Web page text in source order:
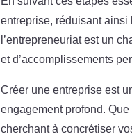
entreprise, réduisant
l’entrepreneuriat est un
et d’accomplissements
Créer une entreprise est
engagement profond.
cherchant à concrétiser